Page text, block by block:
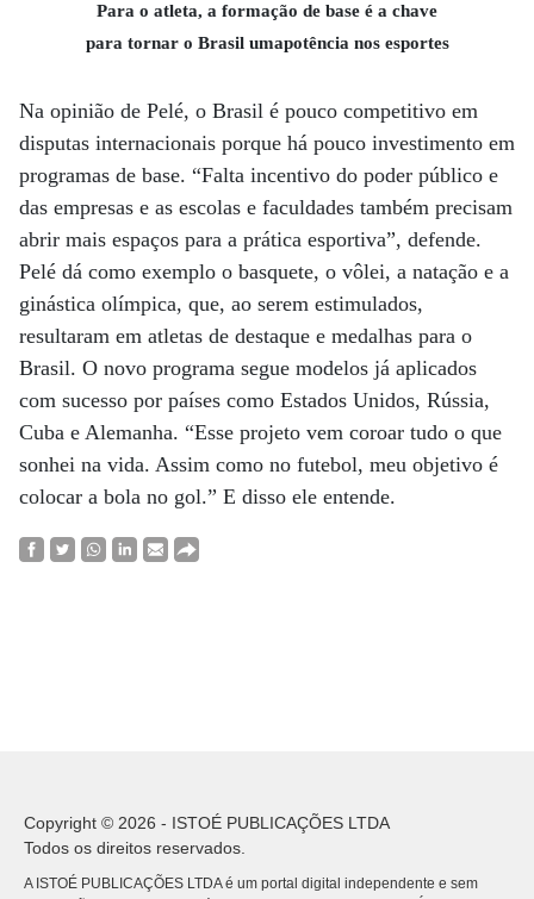
Para o atleta, a formação de base é a chave
para tornar o Brasil umapotência nos esportes
Na opinião de Pelé, o Brasil é pouco competitivo em
disputas internacionais porque há pouco investimento em
programas de base. “Falta incentivo do poder público e
das empresas e as escolas e faculdades também precisam
abrir mais espaços para a prática esportiva”, defende.
Pelé dá como exemplo o basquete, o vôlei, a natação e a
ginástica olímpica, que, ao serem estimulados,
resultaram em atletas de destaque e medalhas para o
Brasil. O novo programa segue modelos já aplicados
com sucesso por países como Estados Unidos, Rússia,
Cuba e Alemanha. “Esse projeto vem coroar tudo o que
sonhei na vida. Assim como no futebol, meu objetivo é
colocar a bola no gol.” E disso ele entende.
Copyright © 2026 - ISTOÉ PUBLICAÇÕES LTDA
Todos os direitos reservados.
A ISTOÉ PUBLICAÇÕES LTDA é um portal digital independente e sem